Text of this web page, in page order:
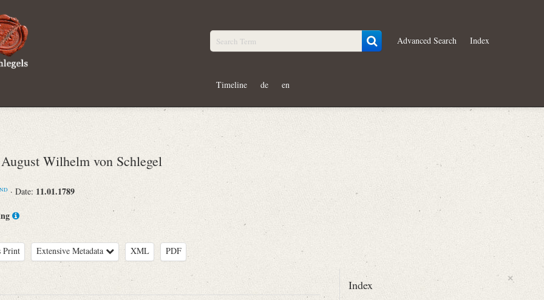
Advanced Search Index
Timeline de en
August Wilhelm von Schlegel
· Date: 11.01.1789
Print Extensive Metadata XML PDF
×
Index